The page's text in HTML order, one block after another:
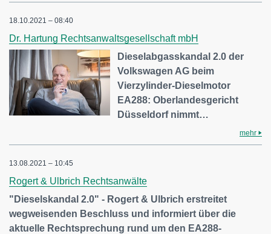
18.10.2021 – 08:40
Dr. Hartung Rechtsanwaltsgesellschaft mbH
Dieselabgasskandal 2.0 der
Volkswagen AG beim
Vierzylinder-Dieselmotor
EA288: Oberlandesgericht
Düsseldorf nimmt…
mehr
13.08.2021 – 10:45
Rogert & Ulbrich Rechtsanwälte
"Dieselskandal 2.0" - Rogert & Ulbrich erstreitet
wegweisenden Beschluss und informiert über die
aktuelle Rechtsprechung rund um den EA288-